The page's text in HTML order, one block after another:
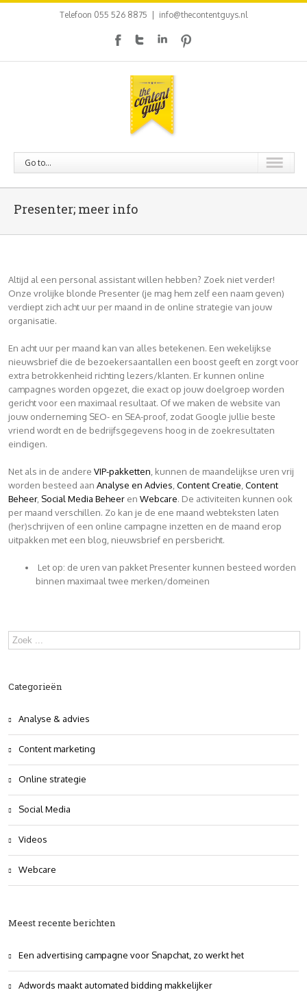
Telefoon 055 526 8875 info@thecontentguys.nl
Go to...
Presenter; meer info
Altijd al een personal assistant willen hebben? Zoek niet verder!
Onze vrolijke blonde Presenter (je mag hem zelf een naam geven)
verdiept zich acht uur per maand in de online strategie van jouw
organisatie.
En acht uur per maand kan van alles betekenen. Een wekelijkse
nieuwsbrief die de bezoekersaantallen een boost geeft en zorgt voor
extra betrokkenheid richting lezers/klanten. Er kunnen online
campagnes worden opgezet, die exact op jouw doelgroep worden
gericht voor een maximaal resultaat. Of we maken de website van
jouw onderneming SEO- en SEA-proof, zodat Google jullie beste
vriend wordt en de bedrijfsgegevens hoog in de zoekresultaten
eindigen.
Net als in de andere VIP-pakketten , kunnen de maandelijkse uren vrij
worden besteed aan Analyse en Advies Content Creatie Content
Beheer, Social Media Beheer en Webcare. De activiteiten kunnen ook
per maand verschillen. Zo kan je de ene maand webteksten laten
(her)schrijven of een online campagne inzetten en de maand erop
uitpakken met een blog, nieuwsbrief en persbericht.
Let op: de uren van pakket Presenter kunnen besteed worden
binnen maximaal twee merken/domeinen
Categorieën
Analyse & advies
Content marketing
Online strategie
Social Media
Videos
Webcare
Meest recente berichten
Een advertising campagne voor Snapchat, zo werkt het
Adwords maakt automated bidding makkelijker